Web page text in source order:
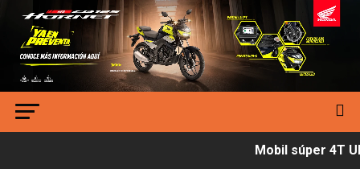
Mobil súper 4T